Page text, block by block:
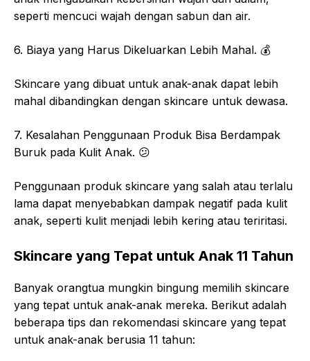
seperti mencuci wajah dengan sabun dan air.
6. Biaya yang Harus Dikeluarkan Lebih Mahal. 💰
Skincare yang dibuat untuk anak-anak dapat lebih
mahal dibandingkan dengan skincare untuk dewasa.
7. Kesalahan Penggunaan Produk Bisa Berdampak
Buruk pada Kulit Anak. 😕
Penggunaan produk skincare yang salah atau terlalu
lama dapat menyebabkan dampak negatif pada kulit
anak, seperti kulit menjadi lebih kering atau teriritasi.
Skincare yang Tepat untuk Anak 11 Tahun
Banyak orangtua mungkin bingung memilih skincare
yang tepat untuk anak-anak mereka. Berikut adalah
beberapa tips dan rekomendasi skincare yang tepat
untuk anak-anak berusia 11 tahun: